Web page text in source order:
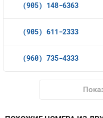
(905) 148-6363
(905) 611-2333
(960) 735-4333